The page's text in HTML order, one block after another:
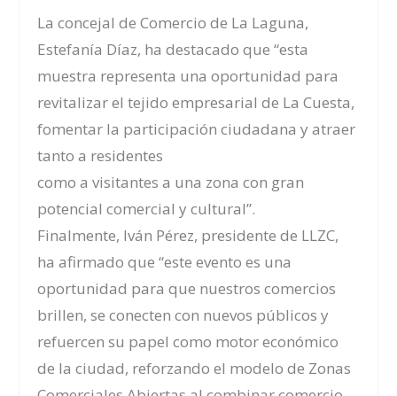
La concejal de Comercio de La Laguna,
Estefanía Díaz, ha destacado que “esta
muestra representa una oportunidad para
revitalizar el tejido empresarial de La Cuesta,
fomentar la participación ciudadana y atraer
tanto a residentes
como a visitantes a una zona con gran
potencial comercial y cultural”.
Finalmente, Iván Pérez, presidente de LLZC,
ha afirmado que “este evento es una
oportunidad para que nuestros comercios
brillen, se conecten con nuevos públicos y
refuercen su papel como motor económico
de la ciudad, reforzando el modelo de Zonas